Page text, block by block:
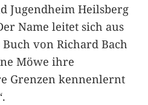
Jugendheim Heilsberg
Name leitet sich aus
von Richard Bach
Möwe ihre
Grenzen kennenlernt